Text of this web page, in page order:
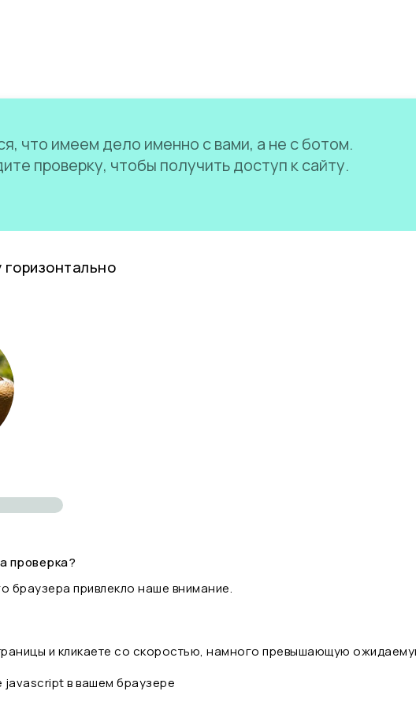
что имеем дело именно с вами, а не с ботом.
проверку, чтобы получить доступ к сайту.
горизонтально
проверка?
браузера привлекло наше внимание.
и кликаете со скоростью, намного превышающую
в вашем браузере